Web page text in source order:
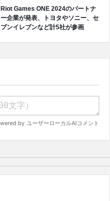
Riot Games ONE 2024のパートナ
ー企業が発表、トヨタやソニー、セ
ブンイレブンなど計5社が参画